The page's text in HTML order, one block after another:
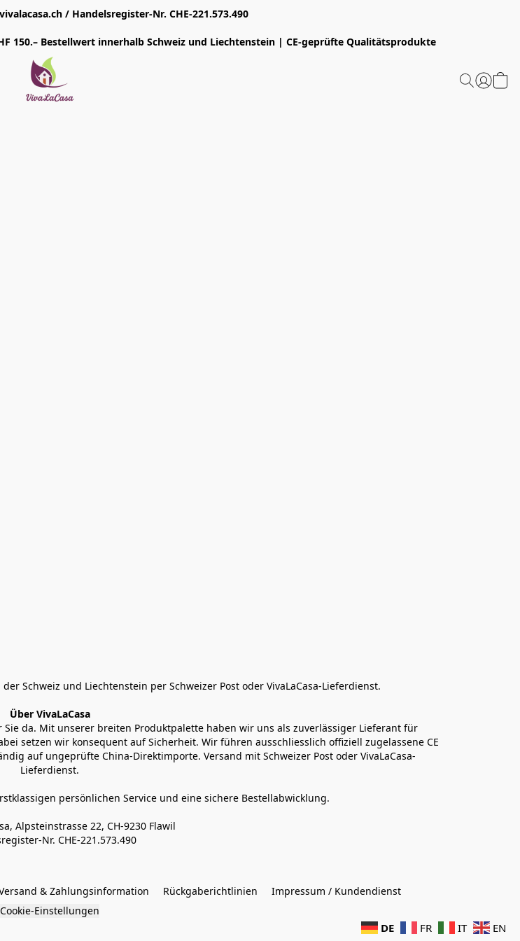
/ Handelsregister-Nr. CHE-221.573.490
150.– Bestellwert innerhalb Schweiz und Liechtenstein | CE-geprüfte Qualitätsprodukte
Schweiz und Liechtenstein per Schweizer Post oder VivaLaCasa-Lieferdienst.
Über VivaLaCasa
da. Mit unserer breiten Produktpalette haben wir uns als zuverlässiger Lieferant für
setzen wir konsequent auf Sicherheit. Wir führen ausschliesslich offiziell zugelassene CE
auf ungeprüfte China-Direktimporte. Versand mit Schweizer Post oder VivaLaCasa-
Lieferdienst.
persönlichen Service und eine sichere Bestellabwicklung.
Alpsteinstrasse 22, CH-9230 Flawil
Nr. CHE-221.573.490
& Zahlungsinformation Rückgaberichtlinien
Impressum / Kundendienst
Cookie-Einstellungen
DE FR IT EN